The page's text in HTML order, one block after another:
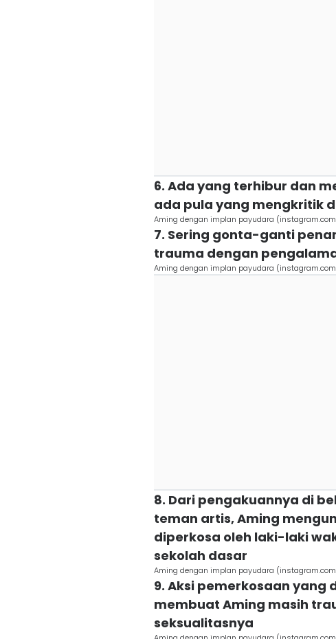
6. Ada yang terhibur dan
ada pula yang mengkritik
Aming dengan implan payudara
7. Sering gonta-ganti
trauma dengan
Aming dengan implan payudara
8. Dari pengakuannya di
teman artis, Aming
diperkosa oleh laki-laki
sekolah dasar
Aming dengan implan payudara
9. Aksi pemerkosaan
membuat Aming masih
seksualitasnya